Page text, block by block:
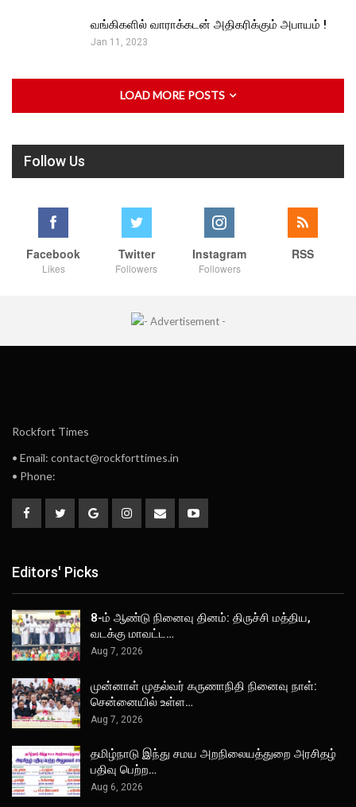
வங்கிகளில் வாராக்கடன் அதிகரிக்கும் அபாயம் !
Jan 11, 2023
LOAD MORE POSTS
Follow Us
Facebook
Likes
Twitter
Followers
Instagram
Followers
RSS
Rockfort Times
• Email: contact@rockforttimes.in
• Phone:
Editors' Picks
8-ம் ஆண்டு நினைவு தினம்: திருச்சி மத்திய,
வடக்கு மாவட்ட…
Aug 7, 2026
முன்னாள் முதல்வர் கருணாநிதி நினைவு நாள்:
சென்னையில் உள்ள…
Aug 7, 2026
தமிழ்நாடு இந்து சமய அறநிலையத்துறை அரசிதழ்
பதிவு பெற்ற…
Aug 6, 2026